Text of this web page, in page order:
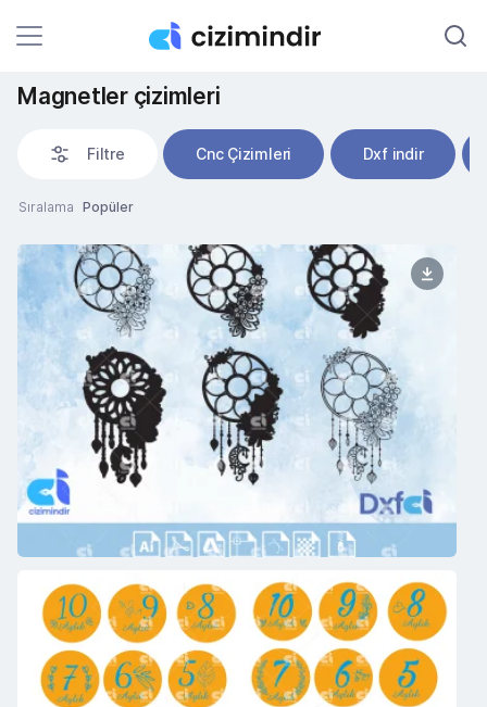
Magnetler çizimleri
Filtre Cnc Çizimleri Dxf indir
Sıralama Popüler